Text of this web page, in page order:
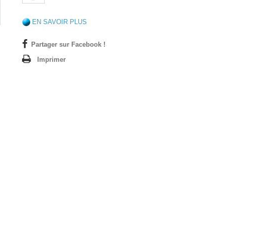
EN SAVOIR PLUS
Partager sur Facebook !
Imprimer